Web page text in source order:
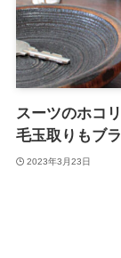
スーツのホコ
毛玉取りもブ
2023年3月23日